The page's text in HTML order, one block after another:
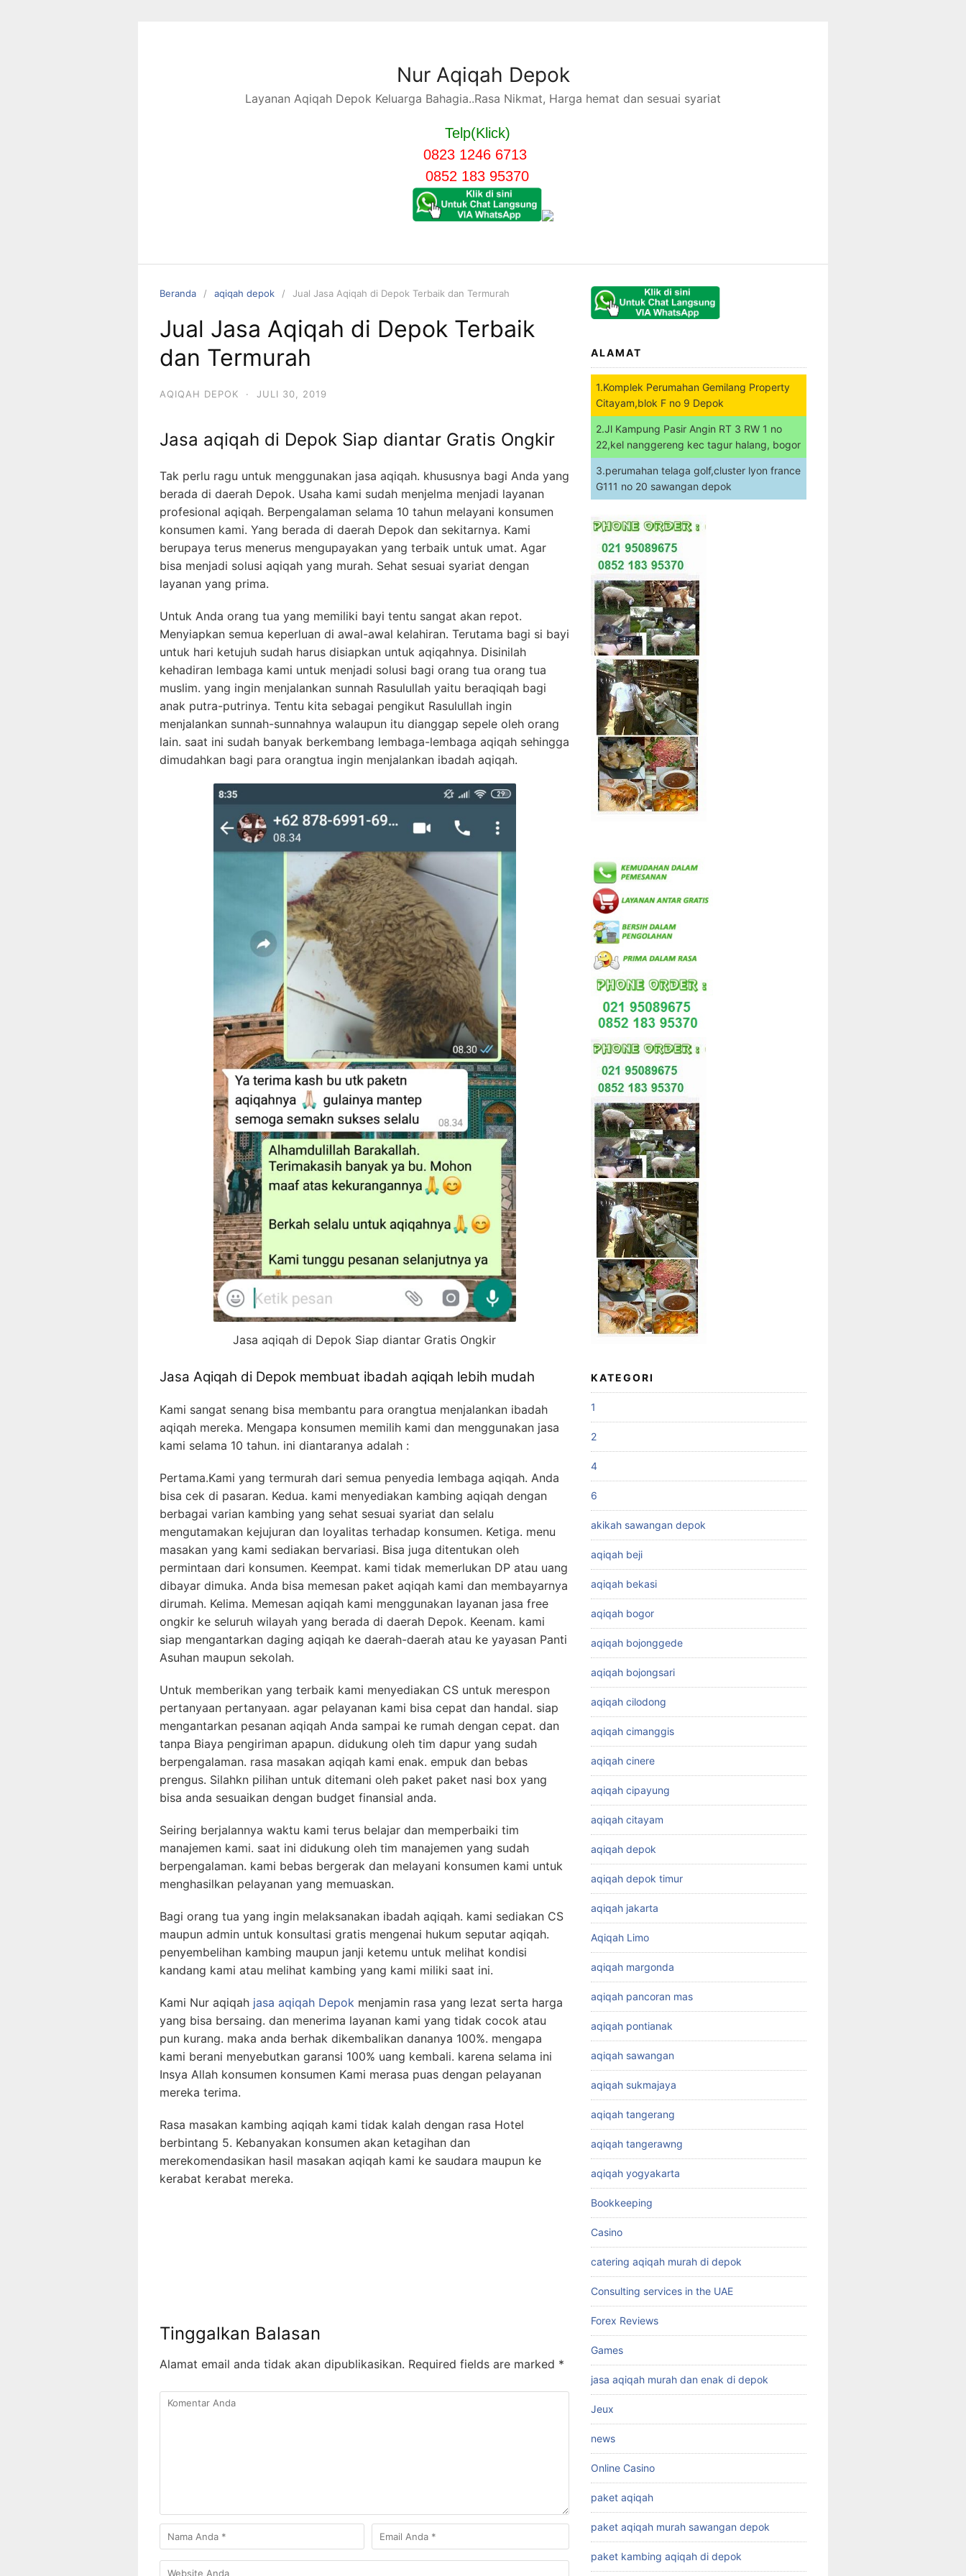
Nur Aqiqah Depok
Layanan Aqiqah Depok Keluarga Bahagia..Rasa Nikmat, Harga hemat dan sesuai syariat
Telp(Klick)
0823 1246 6713
0852 183 95370
Beranda aqiqah depok Jual Jasa Aqiqah di Depok Terbaik dan Termurah
Jual Jasa Aqiqah di Depok Terbaik
dan Termurah
AQIQAH DEPOK · JULI 30, 2019
Jasa aqiqah di Depok Siap diantar Gratis Ongkir
Tak perlu ragu untuk menggunakan jasa aqiqah. khususnya bagi Anda yang
berada di daerah Depok. Usaha kami sudah menjelma menjadi layanan
profesional aqiqah. Berpengalaman selama 10 tahun melayani konsumen
konsumen kami. Yang berada di daerah Depok dan sekitarnya. Kami
berupaya terus menerus mengupayakan yang terbaik untuk umat. Agar
bisa menjadi solusi aqiqah yang murah. Sehat sesuai syariat dengan
layanan yang prima.
Untuk Anda orang tua yang memiliki bayi tentu sangat akan repot.
Menyiapkan semua keperluan di awal-awal kelahiran. Terutama bagi si bayi
untuk hari ketujuh sudah harus disiapkan untuk aqiqahnya. Disinilah
kehadiran lembaga kami untuk menjadi solusi bagi orang tua orang tua
muslim. yang ingin menjalankan sunnah Rasulullah yaitu beraqiqah bagi
anak putra-putrinya. Tentu kita sebagai pengikut Rasulullah ingin
menjalankan sunnah-sunnahnya walaupun itu dianggap sepele oleh orang
lain. saat ini sudah banyak berkembang lembaga-lembaga aqiqah sehingga
dimudahkan bagi para orangtua ingin menjalankan ibadah aqiqah.
Jasa aqiqah di Depok Siap diantar Gratis Ongkir
Jasa Aqiqah di Depok membuat ibadah aqiqah lebih mudah
Kami sangat senang bisa membantu para orangtua menjalankan ibadah
aqiqah mereka. Mengapa konsumen memilih kami dan menggunakan jasa
kami selama 10 tahun. ini diantaranya adalah :
Pertama.Kami yang termurah dari semua penyedia lembaga aqiqah. Anda
bisa cek di pasaran. Kedua. kami menyediakan kambing aqiqah dengan
berbagai varian kambing yang sehat sesuai syariat dan selalu
mengutamakan kejujuran dan loyalitas terhadap konsumen. Ketiga. menu
masakan yang kami sediakan bervariasi. Bisa juga ditentukan oleh
permintaan dari konsumen. Keempat. kami tidak memerlukan DP atau uang
dibayar dimuka. Anda bisa memesan paket aqiqah kami dan membayarnya
dirumah. Kelima. Memesan aqiqah kami menggunakan layanan jasa free
ongkir ke seluruh wilayah yang berada di daerah Depok. Keenam. kami
siap mengantarkan daging aqiqah ke daerah-daerah atau ke yayasan Panti
Asuhan maupun sekolah.
Untuk memberikan yang terbaik kami menyediakan CS untuk merespon
pertanyaan pertanyaan. agar pelayanan kami bisa cepat dan handal. siap
mengantarkan pesanan aqiqah Anda sampai ke rumah dengan cepat. dan
tanpa Biaya pengiriman apapun. didukung oleh tim dapur yang sudah
berpengalaman. rasa masakan aqiqah kami enak. empuk dan bebas
prengus. Silahkn pilihan untuk ditemani oleh paket paket nasi box yang
bisa anda sesuaikan dengan budget finansial anda.
Seiring berjalannya waktu kami terus belajar dan memperbaiki tim
manajemen kami. saat ini didukung oleh tim manajemen yang sudah
berpengalaman. kami bebas bergerak dan melayani konsumen kami untuk
menghasilkan pelayanan yang memuaskan.
Bagi orang tua yang ingin melaksanakan ibadah aqiqah. kami sediakan CS
maupun admin untuk konsultasi gratis mengenai hukum seputar aqiqah.
penyembelihan kambing maupun janji ketemu untuk melihat kondisi
kandang kami atau melihat kambing yang kami miliki saat ini.
Kami Nur aqiqah jasa aqiqah Depok menjamin rasa yang lezat serta harga
yang bisa bersaing. dan menerima layanan kami yang tidak cocok atau
pun kurang. maka anda berhak dikembalikan dananya 100%. mengapa
kami berani menyebutkan garansi 100% uang kembali. karena selama ini
Insya Allah konsumen konsumen Kami merasa puas dengan pelayanan
mereka terima.
Rasa masakan kambing aqiqah kami tidak kalah dengan rasa Hotel
berbintang 5. Kebanyakan konsumen akan ketagihan dan
merekomendasikan hasil masakan aqiqah kami ke saudara maupun ke
kerabat kerabat mereka.
Tinggalkan Balasan
Alamat email anda tidak akan dipublikasikan. Required fields are marked *
ALAMAT
1.Komplek Perumahan Gemilang Property
Citayam,blok F no 9 Depok
2.Jl Kampung Pasir Angin RT 3 RW 1 no
22,kel nanggereng kec tagur halang, bogor
3.perumahan telaga golf,cluster lyon france
G111 no 20 sawangan depok
KATEGORI
1
2
4
6
akikah sawangan depok
aqiqah beji
aqiqah bekasi
aqiqah bogor
aqiqah bojonggede
aqiqah bojongsari
aqiqah cilodong
aqiqah cimanggis
aqiqah cinere
aqiqah cipayung
aqiqah citayam
aqiqah depok
aqiqah depok timur
aqiqah jakarta
Aqiqah Limo
aqiqah margonda
aqiqah pancoran mas
aqiqah pontianak
aqiqah sawangan
aqiqah sukmajaya
aqiqah tangerang
aqiqah tangerawng
aqiqah yogyakarta
Bookkeeping
Casino
catering aqiqah murah di depok
Consulting services in the UAE
Forex Reviews
Games
jasa aqiqah murah dan enak di depok
Jeux
news
Online Casino
paket aqiqah
paket aqiqah murah sawangan depok
paket kambing aqiqah di depok